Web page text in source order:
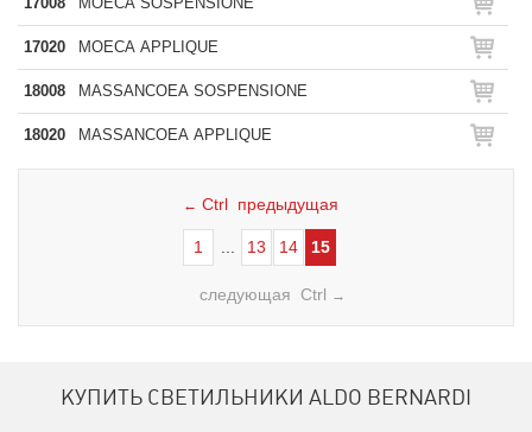
17020 MOECA APPLIQUE
18008 MASSANCOEA SOSPENSIONE
18020 MASSANCOEA APPLIQUE
← Ctrl предыдущая
1 13 14 15
следующая Ctrl →
КУПИТЬ СВЕТИЛЬНИКИ ALDO BERNARDI